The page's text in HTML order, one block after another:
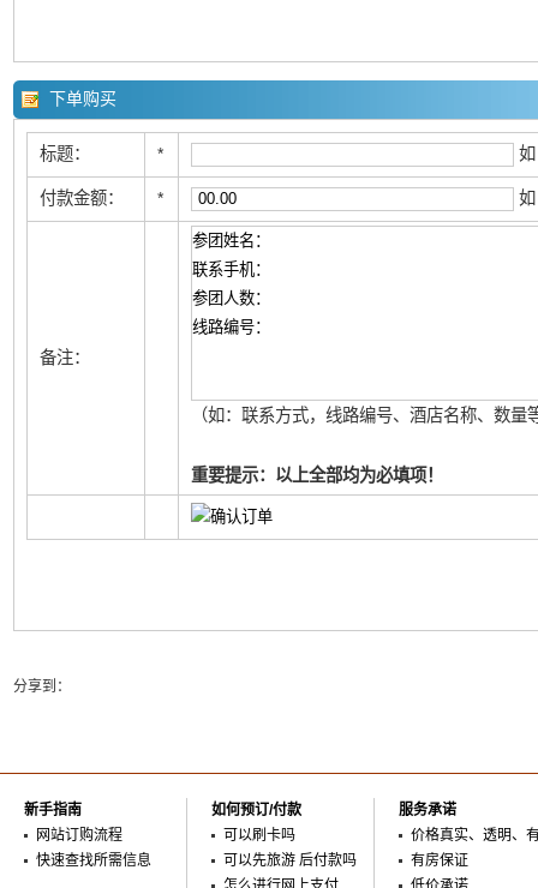
下单购买
标题： *
付款金额： *
备注：
（如：联系方式，线路编号、酒店名称、数量
重要提示：以上全部均为必填项！
分享到：
新手指南
网站订购流程
快速查找所需信息
如何预订/付款
可以刷卡吗
可以先旅游 后付款吗
服务承诺
价格真实、透明、
有房保证